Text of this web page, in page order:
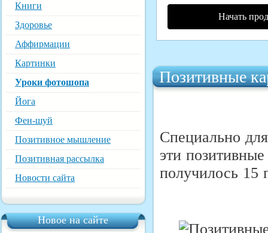
Книги
Здоровье
Аффирмации
Картинки
Уроки фотошопа
Йога
Фен-шуй
Позитивное мышление
Позитивная рассылка
Новости сайта
Новое на сайте
Начать
Позитивные
Специально
эти
получилось 15